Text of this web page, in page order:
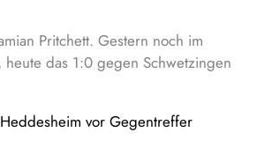
Pritchett. Gestern noch im
heute das 1:0 gegen Schwetzingen
vor Gegentreffer